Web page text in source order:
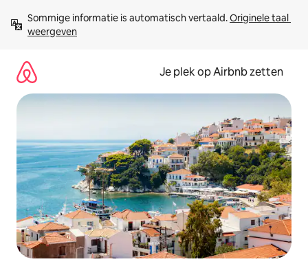
direct
naar
Sommige informatie is automatisch vertaald. Originele taal
weergeven
Je plek op Airbnb zetten